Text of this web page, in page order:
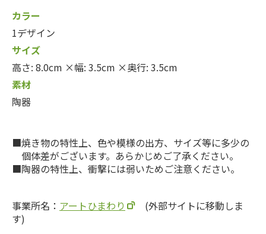
カラー
1デザイン
サイズ
高さ: 8.0cm ×幅: 3.5cm ×奥行: 3.5cm
素材
陶器
焼き物の特性上、色や模様の出方、サイズ等に多少の
個体差がございます。あらかじめご了承ください。
陶器の特性上、衝撃には弱いためご注意ください。
事業所名： アートひまわり
(外部サイトに移動しま
す)